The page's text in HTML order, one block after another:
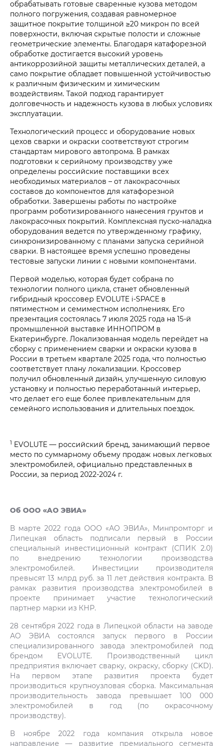
обрабатывать готовые сваренные кузова методом
полного погружения, создавая равномерное
защитное покрытие толщиной ≥20 микрон по всей
поверхности, включая скрытые полости и сложные
геометрические элементы. Благодаря катафорезной
обработке достигается высокий уровень
антикоррозийной защиты металлических деталей, а
само покрытие обладает повышенной устойчивостью
к различным физическим и химическим
воздействиям. Такой подход гарантирует
долговечность и надежность кузова в любых условиях
эксплуатации.
Технологический процесс и оборудование новых
цехов сварки и окраски соответствуют строгим
стандартам мирового автопрома. В рамках
подготовки к серийному производству уже
определены российские поставщики всех
необходимых материалов – от лакокрасочных
составов до компонентов для катафорезной
обработки. Завершены работы по настройке
программ роботизированного нанесения грунтов и
лакокрасочных покрытий. Комплексная пуско-наладка
оборудования ведется по утвержденному графику,
синхронизированному с планами запуска серийной
сварки. В настоящее время успешно проведены
тестовые запуски линии с новыми компонентами.
Первой моделью, которая будет собрана по
технологии полного цикла, станет обновленный
гибридный кроссовер EVOLUTE i‑SPACE в
пятиместном и семиместном исполнениях. Его
презентация состоялась 7 июля 2025 года на 15-й
промышленной выставке ИННОПРОМ в
Екатеринбурге. Локализованная модель перейдет на
сборку с применением сварки и окраски кузова в
России в третьем квартале 2025 года, что полностью
соответствует плану локализации. Кроссовер
получил обновленный дизайн, улучшенную силовую
установку и полностью переработанный интерьер,
что делает его еще более привлекательным для
семейного использования и длительных поездок.
1 EVOLUTE — российский бренд, занимающий первое
место по суммарному объему продаж новых легковых
электромобилей, официально представленных в
России, за период 2022-2024 г.
Об ООО «АО ЭВИА»
В марте 2022 года ООО «АО ЭВИА», Минпромторг и
Липецкая область подписали первый в России
специальный инвестиционный контракт (СПИК 2.0)
по внедрению технологии производства
электромобилей. Инвестиции производителя
превысят 13 млрд руб. за 11 лет действия контракта. В
рамках развития производства электромобилей в
проекте принимает участие технологический
партнер марки из КНР.
28 сентября 2022 года в Липецкой области на заводе
АО ЭВИА состоялся запуск первого в России
специализированного завода электромобилей под
брендом EVOLUTE. Производственный цикл
предприятия включает сварку, окраску, сборку (CKD).
На первом этапе развития проекта будет
производиться крупноузловая сборка. Максимальная
производительность завода превышает 100 000
электромобилей в год (по окрасочному
производству).
В ноябре 2022 года компания открыла новое
направление — развитие премиального сегмента